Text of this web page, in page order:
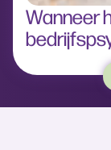
Wanneer